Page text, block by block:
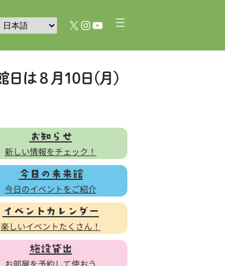
X Instagram
YouTube
お知らせ
新しい情報をチェック！
今日の未来館
今日のイベントをご紹介
イベントカレンダー
楽しいイベントたくさん！
施設貸出